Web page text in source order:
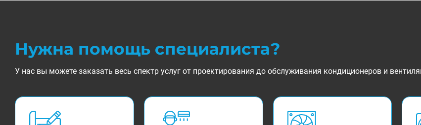
Нужна помощь специалиста?
У нас вы можете заказать весь спектр услуг от проектирования до обслуживания кондиционеров и